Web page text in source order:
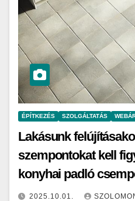
ÉPÍTKEZÉS SZOLGÁLTATÁS
Lakásunk
szempontokat kell
konyhai padló
2025.10.01.